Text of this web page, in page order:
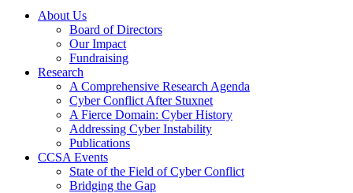
About Us
Board of Directors
Our Impact
Fundraising
Research
A Comprehensive Research Agenda
Cyber Conflict After Stuxnet
A Fierce Domain: Cyber History
Addressing Cyber Instability
Publications
CCSA Events
State of the Field of Cyber Conflict
Bridging the Gap